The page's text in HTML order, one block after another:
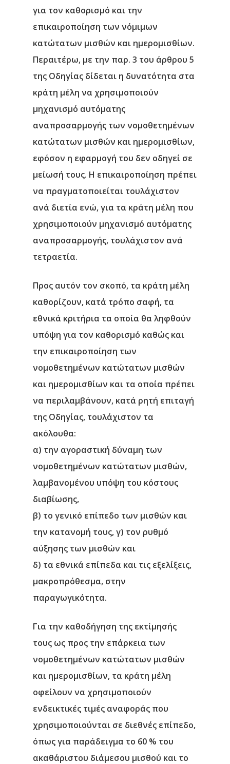
για τον καθορισμό και την
επικαιροποίηση των νόμιμων
κατώτατων μισθών και ημερομισθίων.
Περαιτέρω, με την παρ. 3 του άρθρου 5
της Οδηγίας δίδεται η δυνατότητα στα
κράτη μέλη να χρησιμοποιούν
μηχανισμό αυτόματης
αναπροσαρμογής των νομοθετημένων
κατώτατων μισθών και ημερομισθίων,
εφόσον η εφαρμογή του δεν οδηγεί σε
μείωσή τους. Η επικαιροποίηση πρέπει
να πραγματοποιείται τουλάχιστον
ανά διετία ενώ, για τα κράτη μέλη που
χρησιμοποιούν μηχανισμό αυτόματης
αναπροσαρμογής, τουλάχιστον ανά
τετραετία.
Προς αυτόν τον σκοπό, τα κράτη μέλη
καθορίζουν, κατά τρόπο σαφή, τα
εθνικά κριτήρια τα οποία θα ληφθούν
υπόψη για τον καθορισμό καθώς και
την επικαιροποίηση των
νομοθετημένων κατώτατων μισθών
και ημερομισθίων και τα οποία πρέπει
να περιλαμβάνουν, κατά ρητή επιταγή
της Οδηγίας, τουλάχιστον τα
ακόλουθα:
α) την αγοραστική δύναμη των
νομοθετημένων κατώτατων μισθών,
λαμβανομένου υπόψη του κόστους
διαβίωσης,
β) το γενικό επίπεδο των μισθών και
την κατανομή τους, γ) τον ρυθμό
αύξησης των μισθών και
δ) τα εθνικά επίπεδα και τις εξελίξεις,
μακροπρόθεσμα, στην
παραγωγικότητα.
Για την καθοδήγηση της εκτίμησής
τους ως προς την επάρκεια των
νομοθετημένων κατώτατων μισθών
και ημερομισθίων, τα κράτη μέλη
οφείλουν να χρησιμοποιούν
ενδεικτικές τιμές αναφοράς που
χρησιμοποιούνται σε διεθνές επίπεδο,
όπως για παράδειγμα το 60 % του
ακαθάριστου διάμεσου μισθού και το